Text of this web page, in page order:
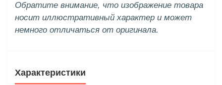
Обратите внимание, что изображение товара
носит иллюстративный характер и может
немного отличаться от оригинала.
Характеристики